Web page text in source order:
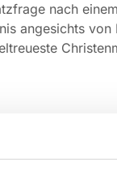
nach
angesichts von